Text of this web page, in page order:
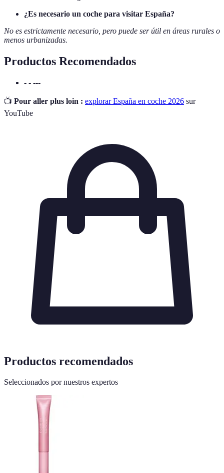
¿Es necesario un coche para visitar España?
No es estrictamente necesario, pero puede ser útil en áreas rurales o
menos urbanizadas.
Productos Recomendados
- - ---
📺 Pour aller plus loin : explorar España en coche 2026 sur
YouTube
Productos recomendados
Seleccionados por nuestros expertos